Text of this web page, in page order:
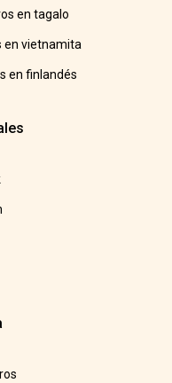
en tagalo
en vietnamita
en finlandés